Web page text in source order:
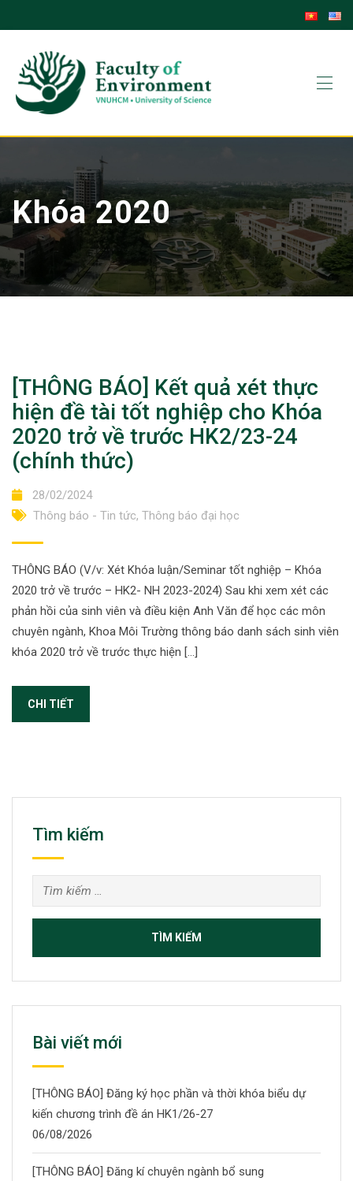
to
content
Khóa 2020
[THÔNG BÁO] Kết quả xét thực
hiện đề tài tốt nghiệp cho Khóa
2020 trở về trước HK2/23-24
(chính thức)
28/02/2024
Thông báo - Tin tức, Thông báo đại học
THÔNG BÁO (V/v: Xét Khóa luận/Seminar tốt nghiệp – Khóa
2020 trở về trước – HK2- NH 2023-2024) Sau khi xem xét các
phản hồi của sinh viên và điều kiện Anh Văn để học các môn
chuyên ngành, Khoa Môi Trường thông báo danh sách sinh viên
khóa 2020 trở về trước thực hiện […]
CHI TIẾT
Tìm kiếm
Tìm
kiếm
Bài viết mới
[THÔNG BÁO] Đăng ký học phần và thời khóa biểu dự
kiến chương trình đề án HK1/26-27
06/08/2026
[THÔNG BÁO] Đăng kí chuyên ngành bổ sung